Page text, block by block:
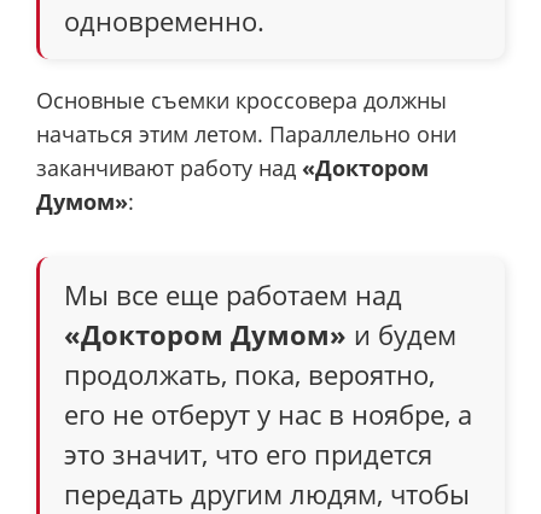
одновременно.
Основные съемки кроссовера должны
начаться этим летом. Параллельно они
заканчивают работу над «Доктором
Думом»:
Мы все еще работаем над
«Доктором Думом» и будем
продолжать, пока, вероятно,
его не отберут у нас в ноябре, а
это значит, что его придется
передать другим людям, чтобы